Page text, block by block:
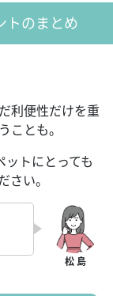
トのまとめ
利便性だけを重
ことも。
トにとっても
さい。